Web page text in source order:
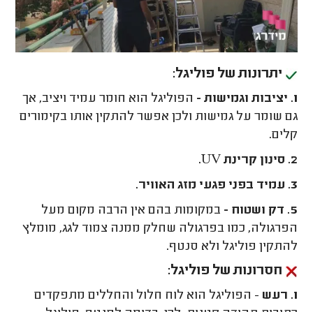
יתרונות של פוליגל:
1. יציבות וגמישות -
הפוליגל הוא חומר עמיד ויציב, אך
גם שומר על גמישות ולכן אפשר להתקין אותו בקימורים
קלים.
2. סינון קרינת UV.
3. עמיד בפני פגעי מזג האוויר.
5. דק ושטוח -
במקומות בהם אין הרבה מקום מעל
הפרגולה, כמו בפרגולה שחלק ממנה צמוד לגג, מומלץ
להתקין פוליגל ולא סנטף.
חסרונות של פוליגל:
1. רעש
- הפוליגל הוא לוח חלול והחללים מתפקדים